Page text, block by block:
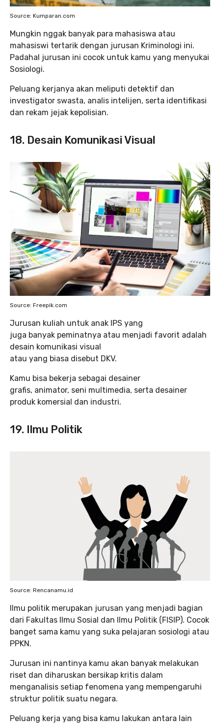
Source: Kumparan.com
Mungkin nggak banyak para mahasiswa atau
mahasiswi tertarik dengan jurusan Kriminologi ini.
Padahal jurusan ini cocok untuk kamu yang menyukai
Sosiologi.
Peluang kerjanya akan meliputi detektif dan
investigator swasta, analis intelijen, serta identifikasi
dan rekam jejak kepolisian.
18. Desain Komunikasi Visual
Source: Freepik.com
Jurusan kuliah untuk anak IPS yang
juga banyak peminatnya atau menjadi favorit adalah
desain komunikasi visual
atau yang biasa disebut DKV.
Kamu bisa bekerja sebagai desainer
grafis, animator, seni multimedia, serta desainer
produk komersial dan industri.
19. Ilmu Politik
Source: Rencanamu.id
Ilmu politik merupakan jurusan yang menjadi bagian
dari Fakultas Ilmu Sosial dan Ilmu Politik (FISIP). Cocok
banget sama kamu yang suka pelajaran sosiologi atau
PPKN.
Jurusan ini nantinya kamu akan banyak melakukan
riset dan diharuskan bersikap kritis dalam
menganalisis setiap fenomena yang mempengaruhi
struktur politik suatu negara.
Peluang kerja yang bisa kamu lakukan antara lain